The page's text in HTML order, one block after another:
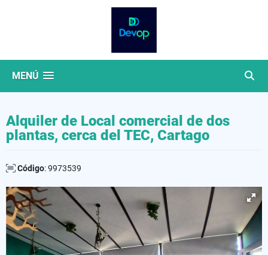
MENÚ
Alquiler de Local comercial de dos
plantas, cerca del TEC, Cartago
Código: 9973539